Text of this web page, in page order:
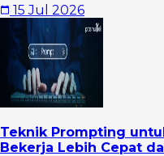
15 Jul 2026
Teknik Prompting
Bekerja Lebih Cepat